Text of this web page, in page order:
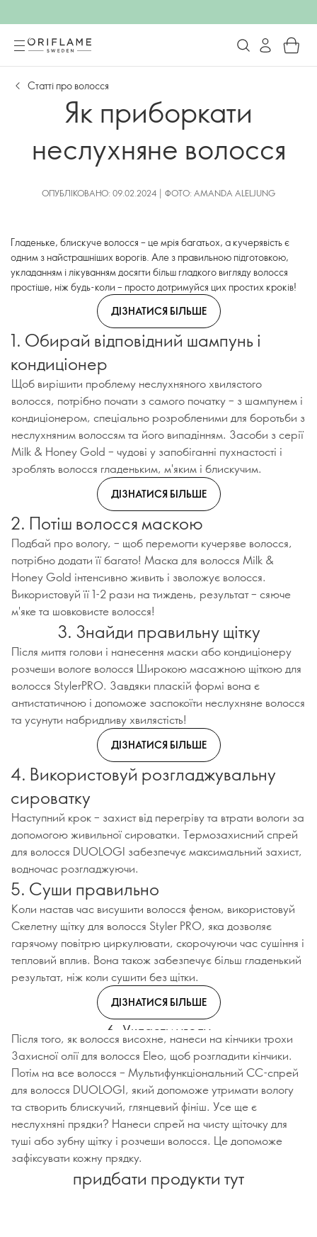
Статті про волосся
Як приборкати
неслухняне волосся
ОПУБЛІКОВАНО: 09.02.2024 | ФОТО: AMANDA ALELJUNG
Гладеньке, блискуче волосся – це мрія багатьох, а кучерявість є
одним з найстрашніших ворогів. Але з правильною підготовкою,
укладанням і лікуванням досягти більш гладкого вигляду волосся
простіше, ніж будь-коли – просто дотримуйся цих простих кроків!
ДІЗНАТИСЯ БІЛЬШЕ
1. Обирай відповідний шампунь і
кондиціонер
Щоб вирішити проблему неслухняного хвилястого
волосся, потрібно почати з самого початку – з шампунем і
кондиціонером, спеціально розробленими для боротьби з
неслухняним волоссям та його випадінням. Засоби з серії
Milk & Honey Gold – чудові у запобіганні пухнастості і
зроблять волосся гладеньким, м'яким і блискучим.
ДІЗНАТИСЯ БІЛЬШЕ
2. Потіш волосся маскою
Подбай про вологу, – щоб перемогти кучеряве волосся,
потрібно додати її багато! Маска для волосся Milk &
Honey Gold інтенсивно живить і зволожує волосся.
Використовуй її 1-2 рази на тиждень, результат – сяюче
м'яке та шовковисте волосся!
3. Знайди правильну щітку
Після миття голови і нанесення маски або кондиціонеру
розчеши вологе волосся Широкою масажною щіткою для
волосся StylerPRO. Завдяки пласкій формі вона є
антистатичною і допоможе заспокоїти неслухняне волосся
та усунути набридливу хвилястість!
ДІЗНАТИСЯ БІЛЬШЕ
4. Використовуй розгладжувальну
сироватку
Наступний крок – захист від перегріву та втрати вологи за
допомогою живильної сироватки. Термозахисний спрей
для волосся DUOLOGI забезпечує максимальний захист,
водночас розгладжуючи.
5. Суши правильно
Коли настав час висушити волосся феном, використовуй
Скелетну щітку для волосся Styler PRO, яка дозволяє
гарячому повітрю циркулювати, скорочуючи час сушіння і
тепловий вплив. Вона також забезпечує більш гладенький
результат, ніж коли сушити без щітки.
ДІЗНАТИСЯ БІЛЬШЕ
6. Укласти угоду
Після того, як волосся висохне, нанеси на кінчики трохи
Захисної олії для волосся Eleo, щоб розгладити кінчики.
Потім на все волосся – Мультифункціональний СС-спрей
для волосся DUOLOGI, який допоможе утримати вологу
та створить блискучий, глянцевий фініш. Усе ще є
неслухняні прядки? Нанеси спрей на чисту щіточку для
туші або зубну щітку і розчеши волосся. Це допоможе
зафіксувати кожну прядку.
придбати продукти тут